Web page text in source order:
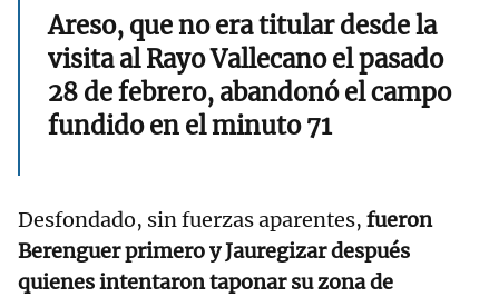
Areso, que no era titular desde la
visita al Rayo Vallecano el pasado
28 de febrero, abandonó el campo
fundido en el minuto 71
Desfondado, sin fuerzas aparentes, fueron
Berenguer primero y Jauregizar después
quienes intentaron taponar su zona de